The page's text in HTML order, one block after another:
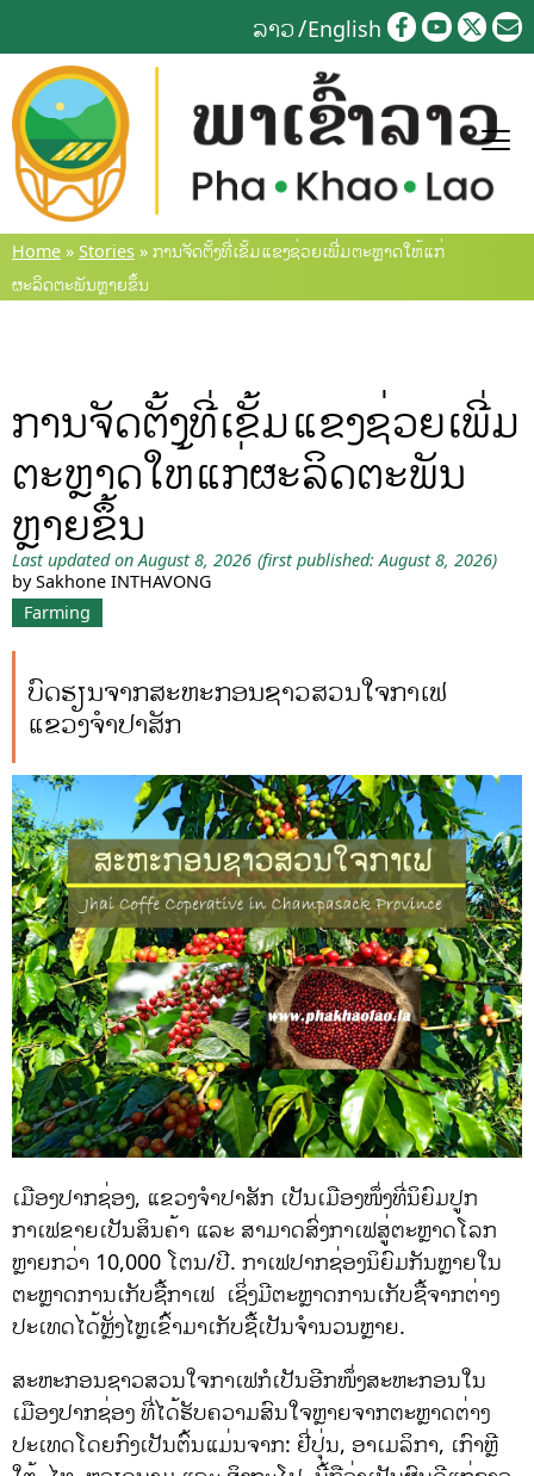
to
content
ລາວ English
Home » Stories » ການຈັດຕັ້ງທີ່ເຂັ້ມແຂງຊ່ວຍເພີ່ມຕະຫຼາດໃຫ້ແກ່
ຜະລິດຕະພັນຫຼາຍຂຶ້ນ
ການຈັດຕັ້ງທີ່ເຂັ້ມແຂງຊ່ວຍເພີ່ມ
ຕະຫຼາດໃຫ້ແກ່ຜະລິດຕະພັນ
ຫຼາຍຂຶ້ນ
Last updated on August 8, 2026 (first published: August 8, 2026)
by Sakhone INTHAVONG
Farming
ບົດຮຽນຈາກສະຫະກອນຊາວສວນໃຈກາເຟ
ແຂວງຈຳປາສັກ
ເມືອງປາກຊ່ອງ, ແຂວງຈຳປາສັກ ເປັນເມືອງໜຶ່ງທີ່ນິຍົມປູກ
ກາເຟຂາຍເປັນສິນຄ້າ ແລະ ສາມາດສົ່ງກາເຟສູ່ຕະຫຼາດໂລກ
ຫຼາຍກວ່າ 10,000 ໂຕນ/ປີ. ກາເຟປາກຊ່ອງນິຍົມກັນຫຼາຍໃນ
ຕະຫຼາດການເກັບຊື້ກາເຟ ເຊິ່ງມີຕະຫຼາດການເກັບຊື້ຈາກຕ່າງ
ປະເທດໄດ້ຫຼັ່ງໄຫຼເຂົ້າມາເກັບຊື້ເປັນຈຳນວນຫຼາຍ.
ສະຫະກອນຊາວສວນໃຈກາເຟກໍເປັນອີກໜຶ່ງສະຫະກອນໃນ
ເມືອງປາກຊ່ອງ ທີ່ໄດ້ຮັບຄວາມສົນໃຈຫຼາຍຈາກຕະຫຼາດຕ່າງ
ປະເທດໂດຍກົງເປັນຕົ້ນແມ່ນຈາກ: ຢີ່ປຸ່ນ, ອາເມລິກາ, ເກົາຫຼີ